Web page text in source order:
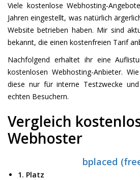
Viele kostenlose Webhosting-
Jahren eingestellt, was natürlich
Website betrieben haben. Mir sind
bekannt, die einen kostenfreien Tarif
Nachfolgend erhaltet ihr eine
kostenlosen Webhosting-Anbieter.
diese nur für interne Testzwecke
echten Besuchern.
Vergleich
Webhoster
bplaced
1. Platz